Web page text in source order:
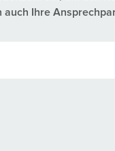
Ihre